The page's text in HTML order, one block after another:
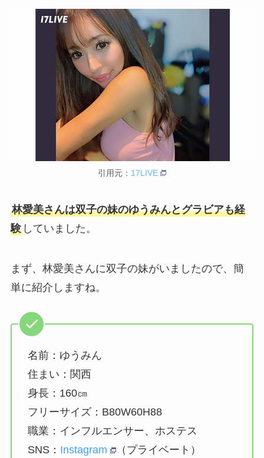
引用元： 17LIVE
林愛美さんは双子の妹のゆうみんとグラビアも経
験していました。
まず、林愛美さんに双子の妹がいましたので、簡
単に紹介しますね。
名前：ゆうみん
住まい：関西
身長：160㎝
フリーサイズ：B80W60H88
職業：インフルエンサー、ホステス
SNS： Instagram
（プライベート）